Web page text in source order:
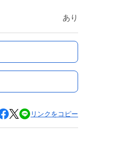
あり
リンクをコピー